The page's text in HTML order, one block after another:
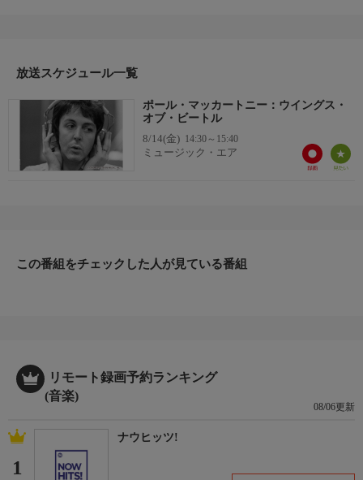
放送スケジュール一覧
ポール・マッカートニー：ウイングス・
オブ・ビートル
8/14(金) 14:30～15:40
ミュージック・エア
この番組をチェックした人が見ている番組
リモート録画予約ランキング
(音楽)
08/06更新
1
ナウヒッツ!